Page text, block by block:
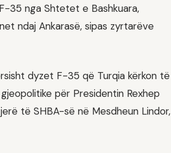
35 nga Shtetet e Bashkuara,
ndaj Ankarasë, sipas zyrtarëve
dyzet F-35 që Turqia kërkon të
për Presidentin Rexhep
të SHBA-së në Mesdheun Lindor,